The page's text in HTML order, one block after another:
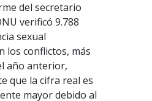
del secretario
verificó 9.788
sexual
los conflictos, más
año anterior,
que la cifra real es
mayor debido al